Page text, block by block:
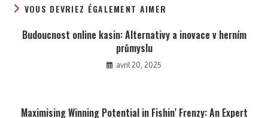
VOUS DEVRIEZ ÉGALEMENT AIMER
Budoucnost online kasin: Alternativy a inovace v herním
průmyslu
avril 20, 2025
Maximising Winning Potential in Fishin’ Frenzy: An Expert